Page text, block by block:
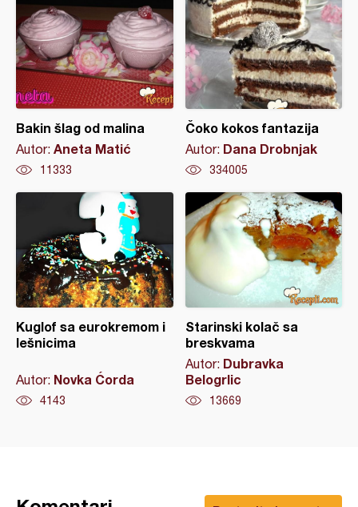
Bakin šlag od malina
Autor: Aneta Matić
11333
Čoko kokos fantazija
Autor: Dana Drobnjak
334005
Kuglof sa eurokremom i
lešnicima
Autor: Novka Ćorda
4143
Starinski kolač sa
breskvama
Autor: Dubravka
Belogrlic
13669